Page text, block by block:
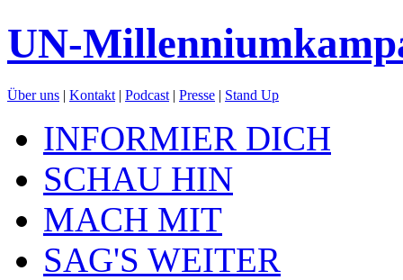
UN-
Über uns | Kontakt | Podcast | Presse | Stand Up
INFORMIER DICH
SCHAU HIN
MACH MIT
SAG'S WEITER